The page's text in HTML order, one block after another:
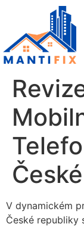
V dynamickém
České republiky